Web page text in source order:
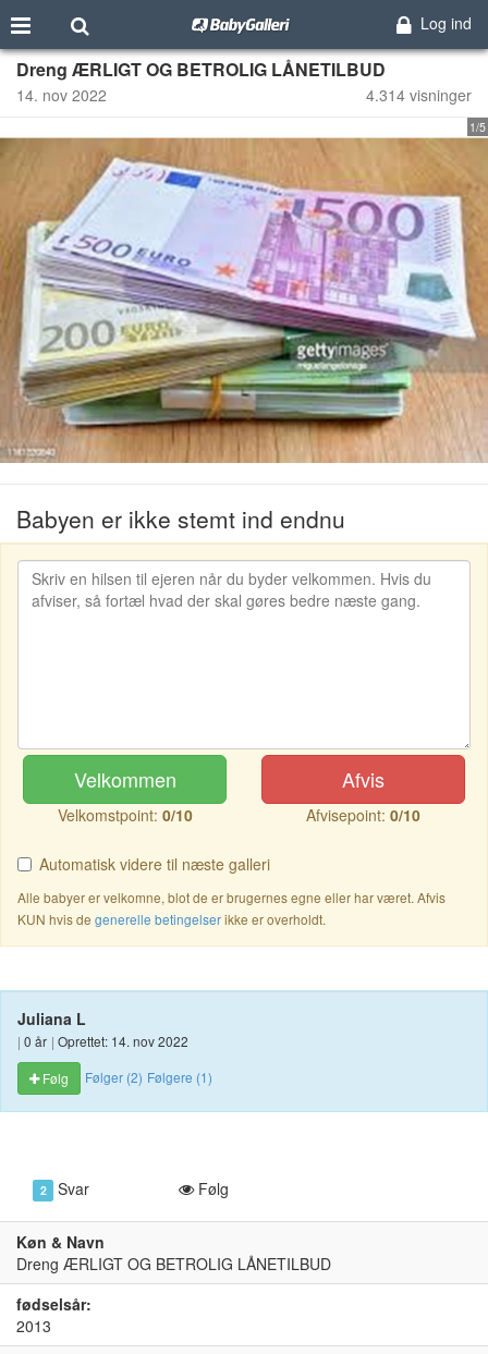
Log ind
Dreng ÆRLIGT OG BETROLIG LÅNETILBUD
14. nov 2022 4.314 visninger
1/5
Babyen er ikke stemt ind endnu
Velkommen
Velkomstpoint: 0/10
Afvis
Afvisepoint: 0/10
Automatisk videre til næste galleri
Alle babyer er velkomne, blot de er brugernes egne eller har været. Afvis
KUN hvis de generelle betingelserikke er overholdt.
Juliana L
| 0 år | Oprettet: 14. nov 2022
Følg
Følger (2) Følgere (1)
2 Svar Følg
Køn & Navn
Dreng ÆRLIGT OG BETROLIG LÅNETILBUD
fødselsår:
2013